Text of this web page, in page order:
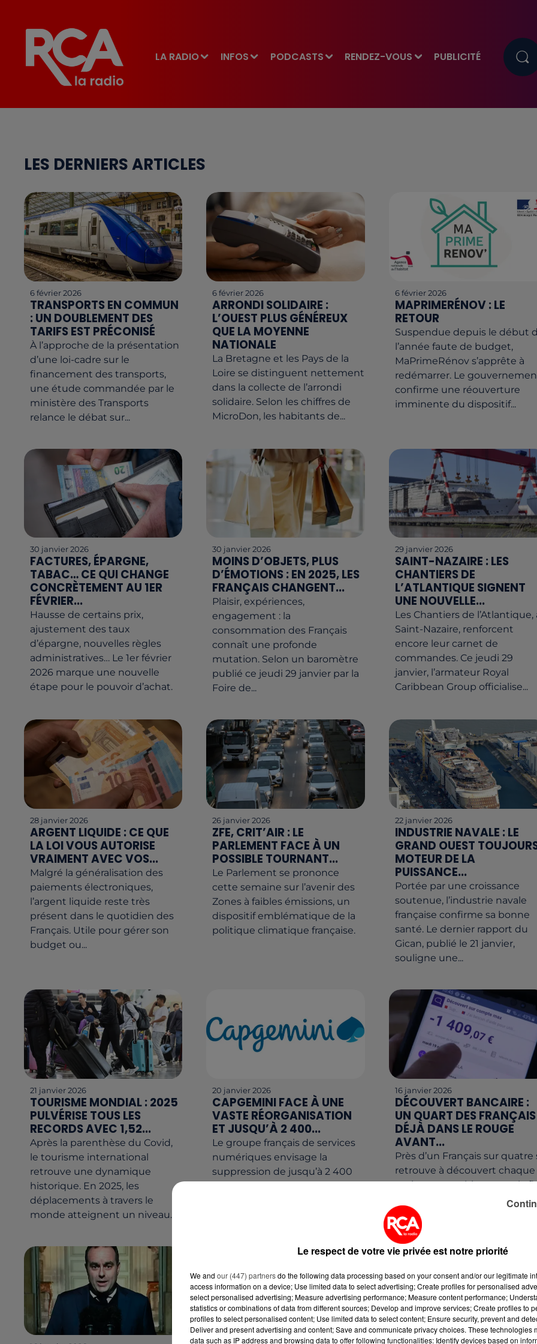
LA RADIO INFOS PODCASTS RENDEZ-VOUS PUBLICITÉ
LES DERNIERS ARTICLES
6 février 2026
TRANSPORTS EN COMMUN
: UN DOUBLEMENT DES
TARIFS EST PRÉCONISÉ
À l’approche de la présentation
d’une loi-cadre sur le
financement des transports,
une étude commandée par le
ministère des Transports
relance le débat sur...
6 février 2026
ARRONDI SOLIDAIRE :
L’OUEST PLUS GÉNÉREUX
QUE LA MOYENNE
NATIONALE
La Bretagne et les Pays de la
Loire se distinguent nettement
dans la collecte de l’arrondi
solidaire. Selon les chiffres de
MicroDon, les habitants de...
6 février 2026
MAPRIMERÉNOV : LE
RETOUR
Suspendue depuis le début
l’année faute de budget,
MaPrimeRénov s’apprête à
redémarrer. Le
confirme une réouverture
imminente du dispositif...
30 janvier 2026
FACTURES, ÉPARGNE,
TABAC… CE QUI CHANGE
CONCRÈTEMENT AU 1ER
FÉVRIER...
Hausse de certains prix,
ajustement des taux
d’épargne, nouvelles règles
administratives… Le 1er février
2026 marque une nouvelle
étape pour le pouvoir d’achat.
30 janvier 2026
MOINS D’OBJETS, PLUS
D’ÉMOTIONS : EN 2025, LES
FRANÇAIS CHANGENT...
Plaisir, expériences,
engagement : la
consommation des Français
connaît une profonde
mutation. Selon un baromètre
publié ce jeudi 29 janvier par la
Foire de...
29 janvier 2026
SAINT-NAZAIRE : LES
CHANTIERS DE
L’ATLANTIQUE SIGNENT
UNE NOUVELLE...
Les Chantiers de l’Atlantique,
Saint-Nazaire, renforcent
encore leur carnet de
commandes. Ce jeudi 29
janvier, l’armateur Royal
Caribbean Group officialise...
28 janvier 2026
ARGENT LIQUIDE : CE QUE
LA LOI VOUS AUTORISE
VRAIMENT AVEC VOS...
Malgré la généralisation des
paiements électroniques,
l’argent liquide reste très
présent dans le quotidien des
Français. Utile pour gérer son
budget ou...
26 janvier 2026
ZFE, CRIT’AIR : LE
PARLEMENT FACE À UN
POSSIBLE TOURNANT...
Le Parlement se prononce
cette semaine sur l’avenir des
Zones à faibles émissions, un
dispositif emblématique de la
politique climatique française.
22 janvier 2026
INDUSTRIE NAVALE : LE
GRAND OUEST
MOTEUR DE LA
PUISSANCE...
Portée par une croissance
soutenue, l’industrie navale
française confirme sa bonne
santé. Le dernier rapport du
Gican, publié le 21 janvier,
souligne une...
21 janvier 2026
TOURISME MONDIAL : 2025
PULVÉRISE TOUS LES
RECORDS AVEC 1,52...
Après la parenthèse du Covid,
le tourisme international
retrouve une dynamique
historique. En 2025, les
déplacements à travers le
monde atteignent un niveau...
20 janvier 2026
CAPGEMINI FACE À UNE
VASTE RÉORGANISATION
ET JUSQU’À 2 400...
Le groupe français de services
numériques envisage la
suppression de jusqu’à 2 400
16 janvier 2026
DÉCOUVERT BANCAIRE :
UN QUART DES FRANÇAIS
DÉJÀ DANS LE ROUGE
AVANT...
Près d’un Français sur quatre
retrouve à découvert chaque
mois, souvent bien avant la
du calendrier. Selon une
récente, la situation
Le respect de votre vie privée est notre priorité
We and our (447) partnersdo the following data processing based on your consent and/or our legitimate
access information on a device; Use limited data to select advertising; Create profiles for personalised
select personalised advertising; Measure advertising performance; Measure content performance;
statistics or combinations of data from different sources; Develop and improve services; Create profiles to
profiles to select personalised content; Use limited data to select content; Ensure security, prevent and
Deliver and present advertising and content; Save and communicate privacy choices. These technologies
data such as IP address and browsing data to offer following functionalities: Identify devices based on